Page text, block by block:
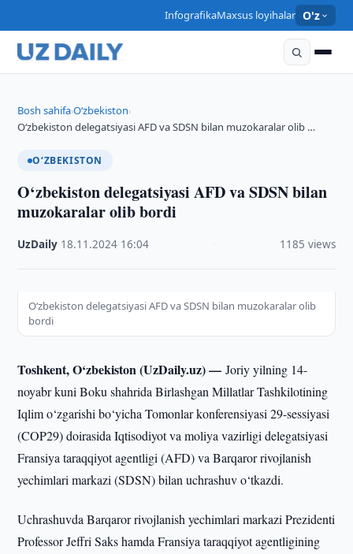
InfografikaMaxsus loyihalar O'z
Bosh sahifa›O‘zbekiston›
O‘zbekiston delegatsiyasi AFD va SDSN bilan muzokaralar olib …
O‘ZBEKISTON
O‘zbekiston delegatsiyasi AFD va SDSN bilan
muzokaralar olib bordi
UzDaily 18.11.2024 16:04 1185 views
O‘zbekiston delegatsiyasi AFD va SDSN bilan muzokaralar olib
bordi
Toshkent, O‘zbekiston (UzDaily.uz) —Joriy yilning 14-
noyabr kuni Boku shahrida Birlashgan Millatlar Tashkilotining
Iqlim o‘zgarishi bo‘yicha Tomonlar konferensiyasi 29-sessiyasi
(COP29) doirasida Iqtisodiyot va moliya vazirligi delegatsiyasi
Fransiya taraqqiyot agentligi (AFD) va Barqaror rivojlanish
yechimlari markazi (SDSN) bilan uchrashuv o‘tkazdi.
Uchrashuvda Barqaror rivojlanish yechimlari markazi Prezidenti
Professor Jeffri Saks hamda Fransiya taraqqiyot agentligining